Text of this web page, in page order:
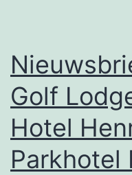
Golf
Hotel
Parkhotel